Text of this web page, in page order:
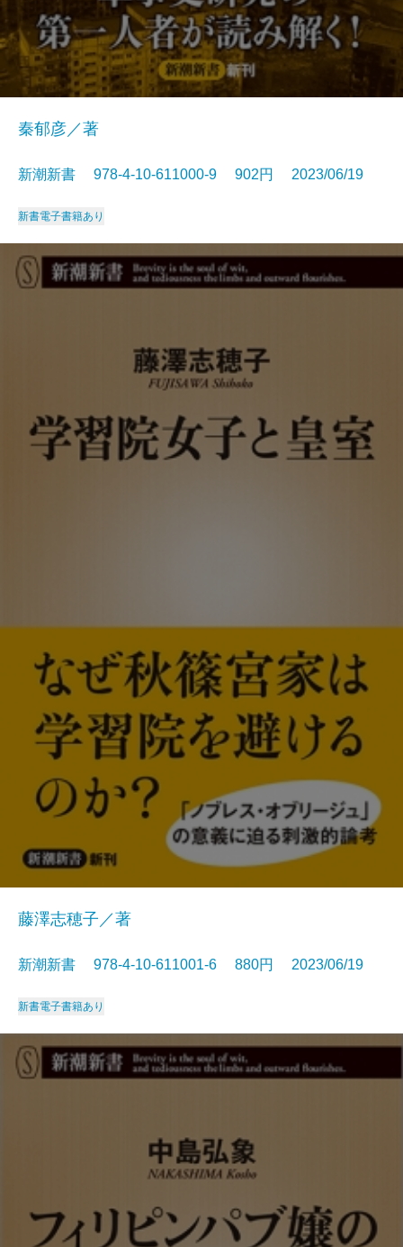
秦郁彦／著
新潮新書 978-4-10-611000-9 902円 2023/06/19
新書電子書籍あり
藤澤志穂子／著
新潮新書 978-4-10-611001-6 880円 2023/06/19
新書電子書籍あり